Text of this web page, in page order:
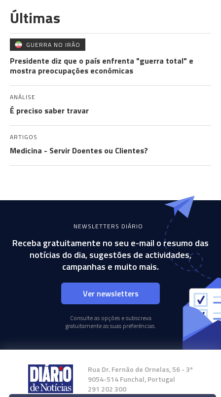
Últimas
GUERRA NO IRÃO
Presidente diz que o país enfrenta "guerra total" e
mostra preocupações económicas
ANÁLISE
É preciso saber travar
ARTIGOS
Medicina - Servir Doentes ou Clientes?
NEWSLETTERS DIÁRIO
Receba gratuitamente no seu e-mail o resumo das
notícias do dia, sugestões de actividades,
campanhas e muito mais.
Ver newsletters
Consulte as opções e subscreva
gratuitamente as suas preferências.
Rua Dr. Fernão de Ornelas, 56 - 3º
9054-514 Funchal, Portugal
291 202 300